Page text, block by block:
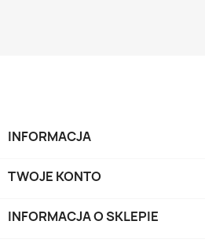
INFORMACJA
TWOJE KONTO
INFORMACJA O SKLEPIE